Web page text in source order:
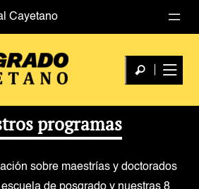
Cayetano
programas
sobre maestrías y doctorados